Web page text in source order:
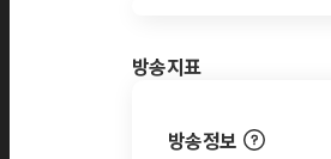
방송지표
방송정보